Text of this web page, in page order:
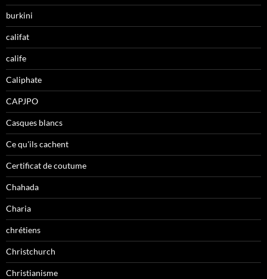
burkini
califat
calife
Caliphate
CAPJPO
Casques blancs
Ce qu'ils cachent
Certificat de coutume
Chahada
Charia
chrétiens
Christchurch
Christianisme